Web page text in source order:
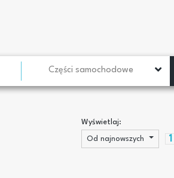
Części samochodowe
Wyświetlaj:
Od najnowszych 1